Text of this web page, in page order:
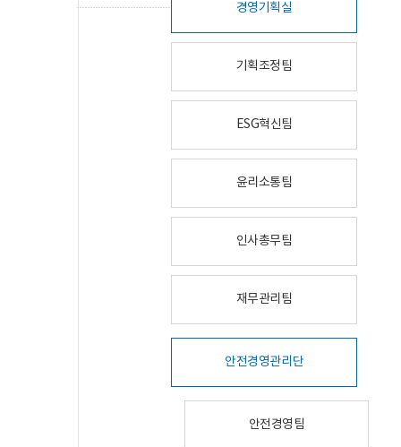
경영기획실
기획조정팀
ESG혁신팀
윤리소통팀
인사총무팀
재무관리팀
안전경영관리단
안전경영팀